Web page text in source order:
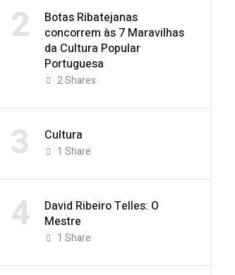
2
Botas Ribatejanas
concorrem às 7 Maravilhas
da Cultura Popular
Portuguesa
2Shares
3 Cultura
1 Share
4
David Ribeiro Telles: O
Mestre
1 Share